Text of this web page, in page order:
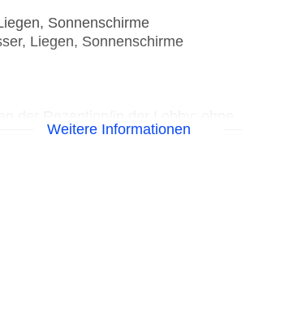
Sonnenschirme
Liegen, Sonnenschirme
Tageslicht,
Weitere Informationen